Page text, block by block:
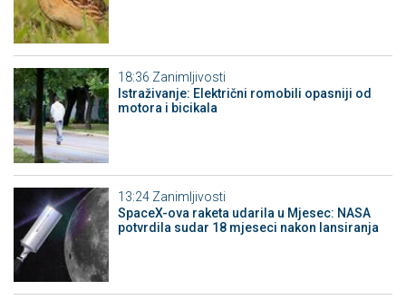
18:36 Zanimljivosti
Istraživanje: Električni romobili opasniji od
motora i bicikala
13:24 Zanimljivosti
SpaceX-ova raketa udarila u Mjesec: NASA
potvrdila sudar 18 mjeseci nakon lansiranja